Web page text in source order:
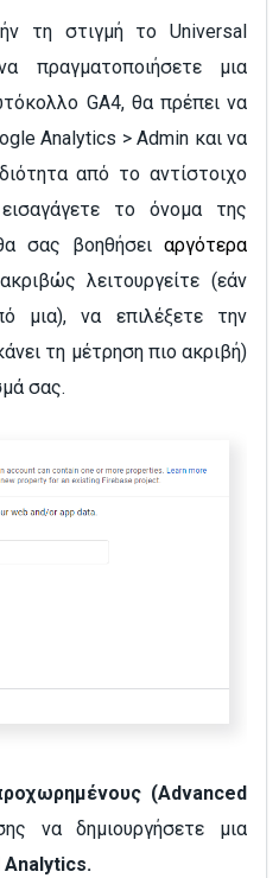
τη στιγμή το Universal
πραγματοποιήσετε μια
GA4, θα πρέπει να
Analytics > Admin και να
από το αντίστοιχο
το όνομα της
σας βοηθήσει αργότερα
λειτουργείτε (εάν
μια), να επιλέξετε την
τη μέτρηση πιο ακριβή)
σας.
(Advanced
να δημιουργήσετε μια